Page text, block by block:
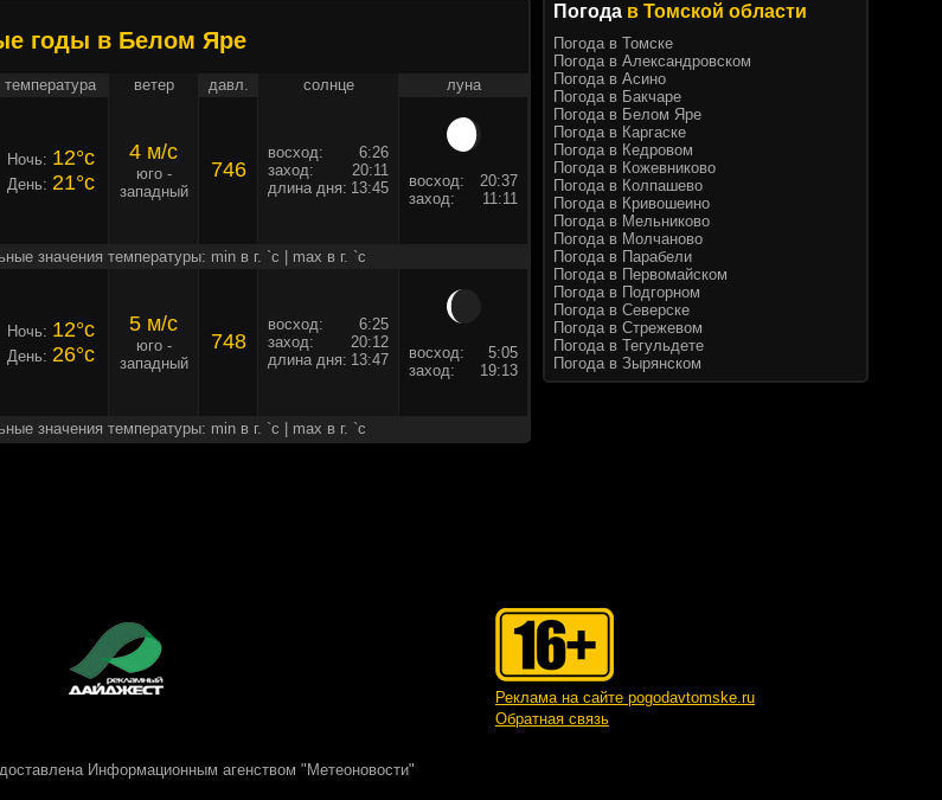
годы в Белом Яре
температура ветер давл. солнце луна
Ночь: 12°c
День: 21°c
4 м/c
юго -
западный
746
восход:
6:26
заход:
20:11
длина дня: 13:45 восход:
20:37
заход:
11:11
значения температуры: min в г. `c | max в г. `c
Ночь: 12°c
День: 26°c
5 м/c
юго -
западный
748
восход:
6:25
заход:
20:12
длина дня: 13:47 восход:
5:05
заход:
19:13
значения температуры: min в г. `c | max в г. `c
Погода в Томской области
Погода в Томске
Погода в Александровском
Погода в Асино
Погода в Бакчаре
Погода в Белом Яре
Погода в Каргаске
Погода в Кедровом
Погода в Кожевниково
Погода в Колпашево
Погода в Кривошеино
Погода в Мельниково
Погода в Молчаново
Погода в Парабели
Погода в Первомайском
Погода в Подгорном
Погода в Северске
Погода в Стрежевом
Погода в Тегульдете
Погода в Зырянском
Реклама на сайте pogodavtomske.ru
Обратная связь
Информационным агенством "Метеоновости"